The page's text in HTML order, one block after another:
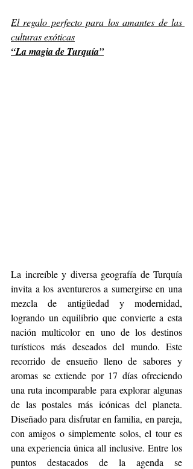
El regalo perfecto para los amantes de las
culturas exóticas
“La magia de Turquía”
La increíble y diversa geografía de Turquía
invita a los aventureros a sumergirse en una
mezcla de antigüedad y modernidad,
logrando un equilibrio que convierte a esta
nación multicolor en uno de los destinos
turísticos más deseados del mundo. Este
recorrido de ensueño lleno de sabores y
aromas se extiende por 17 días ofreciendo
una ruta incomparable para explorar algunas
de las postales más icónicas del planeta.
Diseñado para disfrutar en familia, en pareja,
con amigos o simplemente solos, el tour es
una experiencia única all inclusive. Entre los
puntos destacados de la agenda se